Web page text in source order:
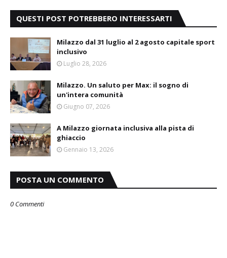
QUESTI POST POTREBBERO INTERESSARTI
Milazzo dal 31 luglio al 2 agosto capitale sport
inclusivo
Luglio 28, 2026
Milazzo. Un saluto per Max: il sogno di
un'intera comunità
Giugno 07, 2026
A Milazzo giornata inclusiva alla pista di
ghiaccio
Gennaio 13, 2026
POSTA UN COMMENTO
0 Commenti